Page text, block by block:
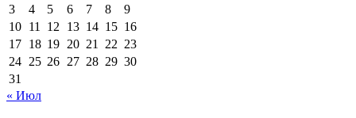
3
4 5 6 7 8
9
10 11 12 13 14 15 16
17 18 19 20 21 22 23
24 25 26 27 28 29 30
31
« Июл